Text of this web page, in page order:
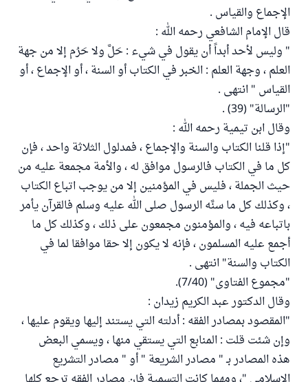
الإجماع والقياس .
قال الإمام الشافعي رحمه الله :
" وليس لأحد أبداً أن يقول في شيء : حَلَّ ولا حَرُم إلا من جهة
العلم ، وجهة العلم : الخبر في الكتاب أو السنة ، أو الإجماع ، أو
القياس " انتهى .
"الرسالة" (39) .
وقال ابن تيمية رحمه الله :
"إذا قلنا الكتاب والسنة والإجماع ، فمدلول الثلاثة واحد ، فإن
كل ما في الكتاب فالرسول موافق له ، والأمة مجمعة عليه من
حيث الجملة ، فليس في المؤمنين إلا من يوجب اتباع الكتاب
، وكذلك كل ما سنَّه الرسول صلى الله عليه وسلم فالقرآن يأمر
باتباعه فيه ، والمؤمنون مجمعون على ذلك ، وكذلك كل ما
أجمع عليه المسلمون ، فإنه لا يكون إلا حقا موافقا لما في
الكتاب والسنة" انتهى .
"مجموع الفتاوى" (7/40).
وقال الدكتور عبد الكريم زيدان :
"المقصود بمصادر الفقه : أدلته التي يستند إليها ويقوم عليها ،
وإن شئت قلت : المنابع التي يستقي منها ، ويسمي البعض
هذه المصادر بـ " مصادر الشريعة " أو " مصادر التشريع